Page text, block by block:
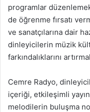
programlar
de öğrenme fırsatı
ve sanatçılarına dair
dinleyicilerin müzik
farkındalıklarını
Cemre Radyo,
içeriği, etkileşimli
melodilerin buluşma